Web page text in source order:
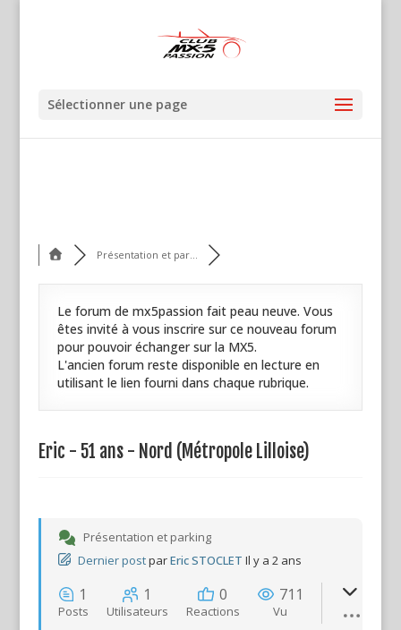
Sélectionner une page
Présentation et par...
Le forum de mx5passion fait peau neuve. Vous
êtes invité à vous inscrire sur ce nouveau forum
pour pouvoir échanger sur la MX5.
L'ancien forum reste disponible en lecture en
utilisant le lien fourni dans chaque rubrique.
Eric - 51 ans - Nord (Métropole Lilloise)
Présentation et parking
Dernier postparEric STOCLET Il y a 2 ans
1
Posts
1
Utilisateurs
0
Reactions
711
Vu